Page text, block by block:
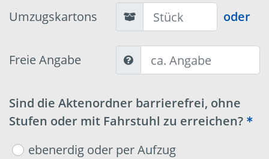
Umzugskartons oder
Freie Angabe
Sind die Aktenordner barrierefrei, ohne
Stufen oder mit Fahrstuhl zu erreichen?
ebenerdig oder per Aufzug